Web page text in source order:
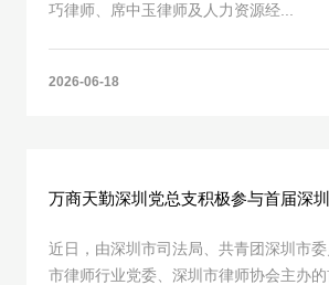
巧律师、席中玉律师及人力资源经...
2026-06-18
万商天勤深圳党总支积极参与首届深
近日，由深圳市司法局、共青团深圳市委
市律师行业党委、深圳市律师协会主办